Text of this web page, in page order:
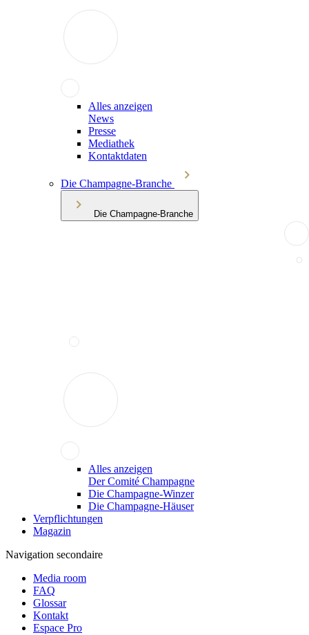
Alles anzeigen
News
Presse
Mediathek
Kontaktdaten
Die Champagne-Branche
Die Champagne-Branche
Alles anzeigen
Der Comité Champagne
Die Champagne-Winzer
Die Champagne-Häuser
Verpflichtungen
Magazin
Navigation secondaire
Media room
FAQ
Glossar
Kontakt
Espace Pro